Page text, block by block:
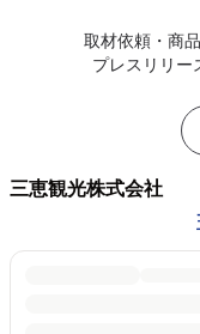
取材依頼・商
プレスリリー
三恵観光株式会社